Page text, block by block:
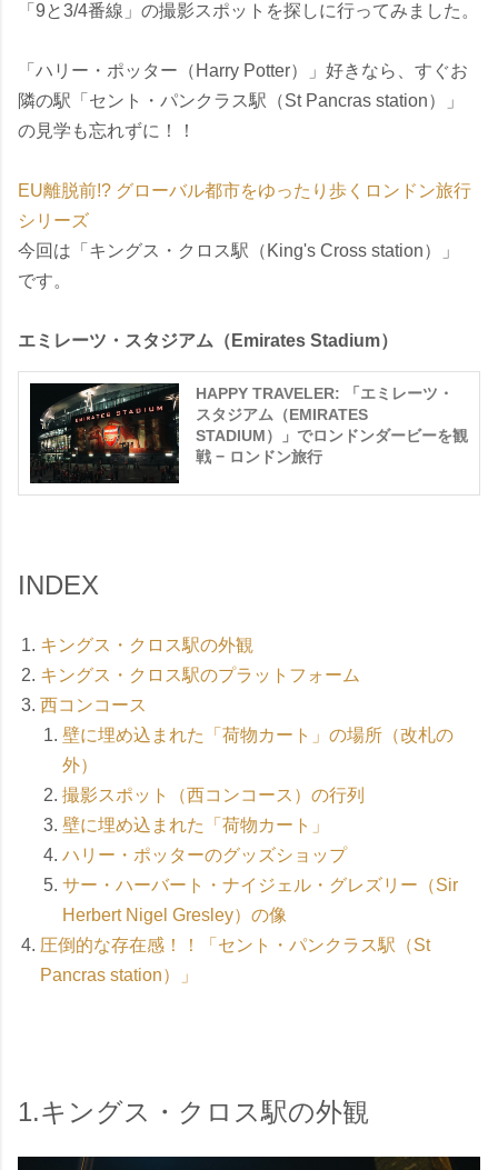
「9と3/4番線」の撮影スポットを探しに行ってみました。
「ハリー・ポッター（Harry Potter）」好きなら、すぐお
隣の駅「セント・パンクラス駅（St Pancras station）」
の見学も忘れずに！！
EU離脱前!? グローバル都市をゆったり歩くロンドン旅行
シリーズ
今回は「キングス・クロス駅（King's Cross station）」
です。
エミレーツ・スタジアム（Emirates Stadium）
HAPPY TRAVELER: 「エミレーツ・
スタジアム（EMIRATES
STADIUM）」でロンドンダービーを観
戦 − ロンドン旅行
INDEX
キングス・クロス駅の外観
キングス・クロス駅のプラットフォーム
西コンコース
壁に埋め込まれた「荷物カート」の場所（改札の
外）
撮影スポット（西コンコース）の行列
壁に埋め込まれた「荷物カート」
ハリー・ポッターのグッズショップ
サー・ハーバート・ナイジェル・グレズリー（Sir
Herbert Nigel Gresley）の像
圧倒的な存在感！！「セント・パンクラス駅（St
Pancras station）」
1.キングス・クロス駅の外観